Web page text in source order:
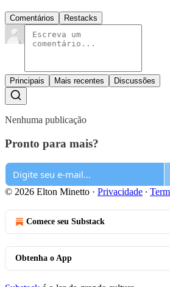
Comentários Restacks
Principais Mais recentes Discussões
Nenhuma publicação
Pronto para mais?
© 2026 Elton Minetto · Privacidade ∙
Comece seu Substack
Obtenha o App